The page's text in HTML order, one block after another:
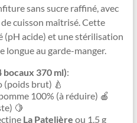
sans sucre raffiné, avec
cuisson maîtrisé. Cette
(pH acide) et une stérilisation
longue au garde-manger.
370 ml):
(poids brut) 🍐
100% (à réduire) 🍎
🍋
La Patelière ou 1,5 g